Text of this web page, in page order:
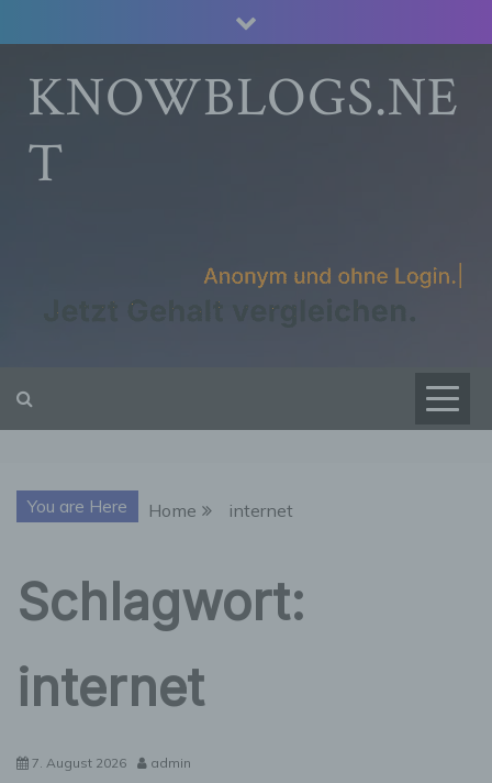
to
contentKNOWBLOGS.NE
T
You are Here Home internet
Schlagwort:
internet
7. August 2026 admin